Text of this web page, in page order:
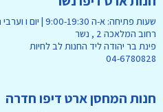
שעות פתיחה: א-ה 9:00-19:30 | יום ו וערבי חג 9:00-14:00
רחוב המלאכה 2 , נשר
פינת בר יהודה ליד החנות לב לחיות
04-6780828
חנות המחסן ארט דיפו חדרה